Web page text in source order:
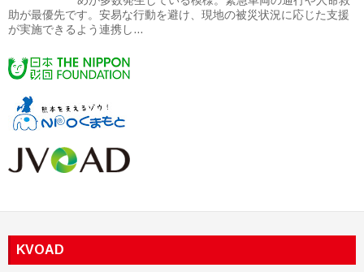
助が最優先です。安易な行動を避け、現地の被災状況に応じた支援
が実施できるよう連携し...
KVOAD